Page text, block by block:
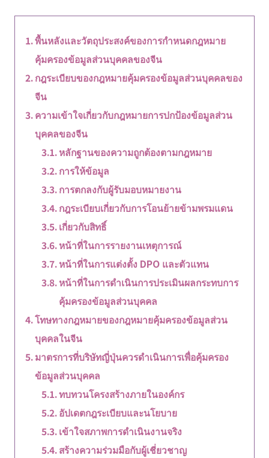
พื้นหลังและวัตถุประสงค์ของการกำหนดกฎหมาย
คุ้มครองข้อมูลส่วนบุคคลของจีน
กฎระเบียบของกฎหมายคุ้มครองข้อมูลส่วนบุคคลของ
จีน
ความเข้าใจเกี่ยวกับกฎหมายการปกป้องข้อมูลส่วน
บุคคลของจีน
หลักฐานของความถูกต้องตามกฎหมาย
การให้ข้อมูล
การตกลงกับผู้รับมอบหมายงาน
กฎระเบียบเกี่ยวกับการโอนย้ายข้ามพรมแดน
เกี่ยวกับสิทธิ์
หน้าที่ในการรายงานเหตุการณ์
หน้าที่ในการแต่งตั้ง DPO และตัวแทน
หน้าที่ในการดำเนินการประเมินผลกระทบการ
คุ้มครองข้อมูลส่วนบุคคล
โทษทางกฎหมายของกฎหมายคุ้มครองข้อมูลส่วน
บุคคลในจีน
มาตรการที่บริษัทญี่ปุ่นควรดำเนินการเพื่อคุ้มครอง
ข้อมูลส่วนบุคคล
ทบทวนโครงสร้างภายในองค์กร
อัปเดตกฎระเบียบและนโยบาย
เข้าใจสภาพการดำเนินงานจริง
สร้างความร่วมมือกับผู้เชี่ยวชาญ